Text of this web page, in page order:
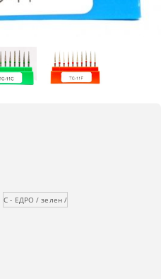
C - ЕДРО / зелен /